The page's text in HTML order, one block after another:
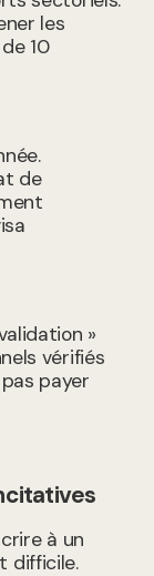
les
10
de
»
vérifiés
payer
à un
difficile.